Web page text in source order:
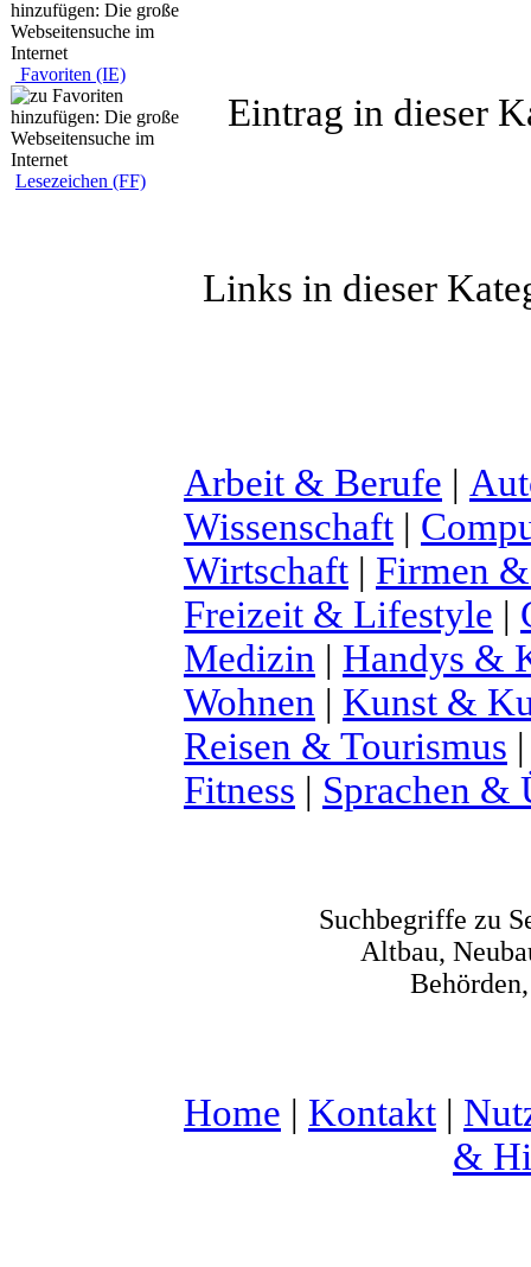
Favoriten (IE)
Lesezeichen (FF)
Eintrag in dieser
Links in dieser
Arbeit & Berufe |
Wissenschaft |
Wirtschaft | Firmen
Freizeit & Lifestyle |
Medizin | Handys &
Wohnen | Kunst &
Reisen & Tourismus
Fitness | Sprachen &
Suchbegriffe zu
Altbau,
Home | Kontakt |
&